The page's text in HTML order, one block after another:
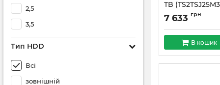
2,5
3,5
Тип HDD
Всі
зовнішній
TB
Артикул: #1106
7 633 грн
В кошик